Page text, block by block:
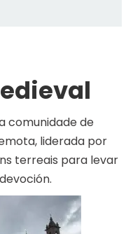
comunidade de
liderada por
terreais para levar